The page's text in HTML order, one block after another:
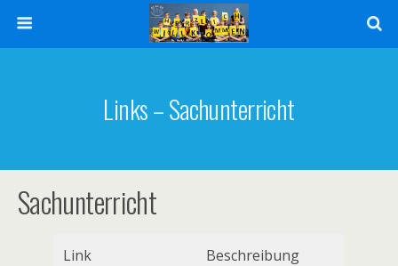
Links – Sachunterricht
Sachunterricht
Link Beschreibung